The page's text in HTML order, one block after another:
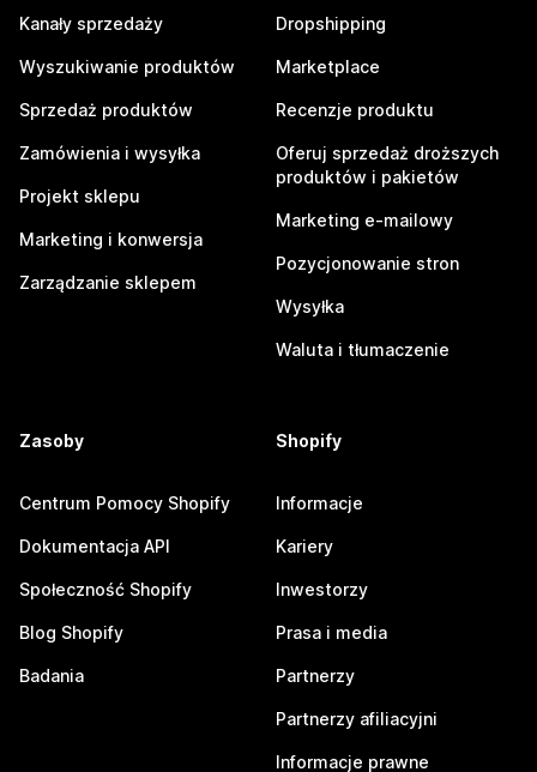
Kanały sprzedaży
Wyszukiwanie produktów
Sprzedaż produktów
Zamówienia i wysyłka
Projekt sklepu
Marketing i konwersja
Zarządzanie sklepem
Dropshipping
Marketplace
Recenzje produktu
Oferuj sprzedaż droższych
produktów i pakietów
Marketing e-mailowy
Pozycjonowanie stron
Wysyłka
Waluta i tłumaczenie
Zasoby
Centrum Pomocy Shopify
Dokumentacja API
Społeczność Shopify
Blog Shopify
Badania
Shopify
Informacje
Kariery
Inwestorzy
Prasa i media
Partnerzy
Partnerzy afiliacyjni
Informacje prawne